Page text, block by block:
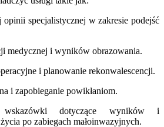
opinii specjalistycznej w zakresie podejść
medycznej i wyników obrazowania.
i planowanie rekonwalescencji.
i zapobieganie powikłaniom.
wskazówki dotyczące wyników i
po zabiegach małoinwazyjnych.